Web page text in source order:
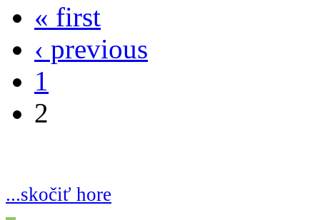
« first
‹ previous
1
2
...skočiť hore